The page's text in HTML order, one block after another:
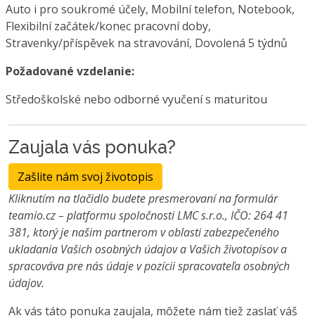
Auto i pro soukromé účely, Mobilní telefon, Notebook,
Flexibilní začátek/konec pracovní doby,
Stravenky/příspěvek na stravování, Dovolená 5 týdnů
Požadované vzdelanie:
Středoškolské nebo odborné vyučení s maturitou
Zaujala vás ponuka?
Zašlite nám svoj životopis
Kliknutím na tlačidlo budete presmerovaní na formulár
teamio.cz – platformu spoločnosti LMC s.r.o., IČO: 264 41
381, ktorý je našim partnerom v oblasti zabezpečeného
ukladania Vašich osobných údajov a Vašich životopisov a
spracováva pre nás údaje v pozícii spracovateľa osobných
údajov.
Ak vás táto ponuka zaujala, môžete nám tiež zaslať váš